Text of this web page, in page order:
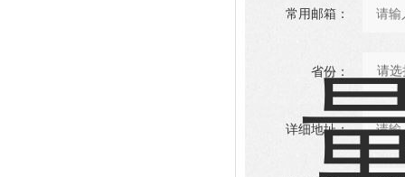
常用邮箱：
省份：
详细地址：